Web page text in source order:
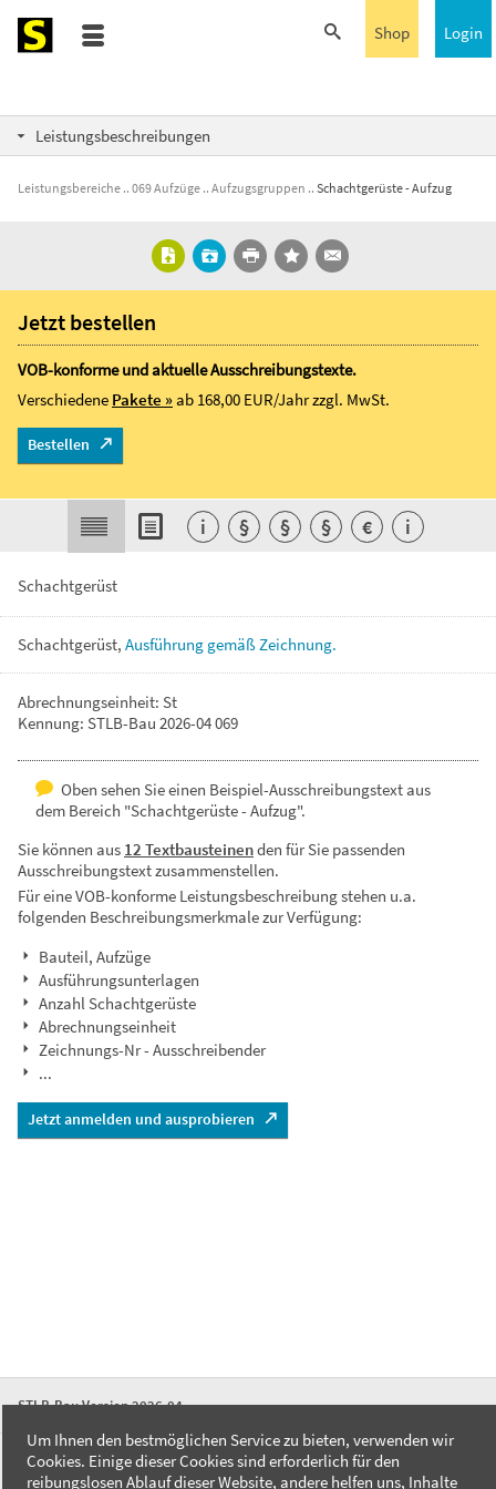
Login
Shop
Leistungsbeschreibungen
Leistungsbereiche 069 Aufzüge Aufzugsgruppen Schachtgerüste - Aufzug
Schachtgerüst
Schachtgerüst, Ausführung gemäßZeichnung.
Abrechnungseinheit: St
Kennung: STLB-Bau 2026-04 069
Oben sehen Sie einen Beispiel-Ausschreibungstext aus
dem Bereich "Schachtgerüste - Aufzug".
Sie können aus 12 Textbausteinenden für Sie passenden
Ausschreibungstext zusammenstellen.
Für eine VOB-konforme Leistungsbeschreibung stehen u.a.
folgenden Beschreibungsmerkmale zur Verfügung:
Bauteil, Aufzüge
Ausführungsunterlagen
Anzahl Schachtgerüste
Abrechnungseinheit
Zeichnungs-Nr - Ausschreibender
...
Jetzt anmelden und ausprobieren
Jetzt bestellen
VOB-konforme und aktuelle Ausschreibungstexte.
Verschiedene Pakete »ab 168,00 EUR/Jahrzzgl. MwSt.
Bestellen
i § § § € i
STLB-Bau Version 2026-04
FAQ
Um Ihnen den bestmöglichen Service zu bieten, verwenden wir
Cookies. Einige dieser Cookies sind erforderlich für den
reibungslosen Ablauf dieser Website, andere helfen uns, Inhalte